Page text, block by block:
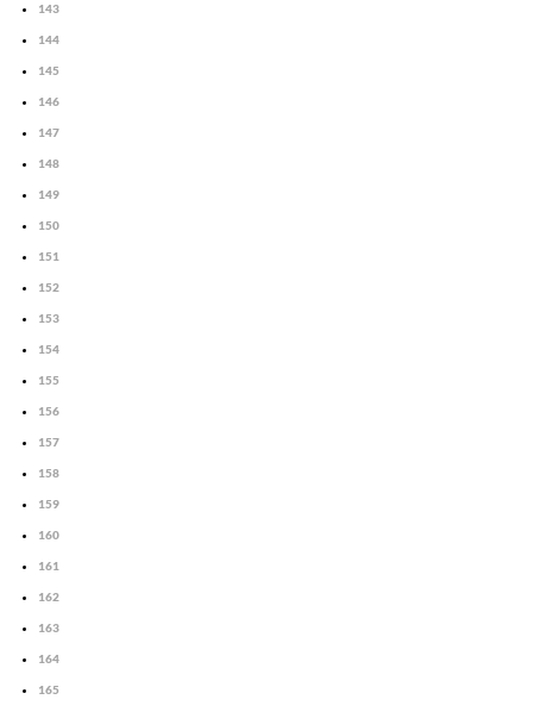
143
144
145
146
147
148
149
150
151
152
153
154
155
156
157
158
159
160
161
162
163
164
165